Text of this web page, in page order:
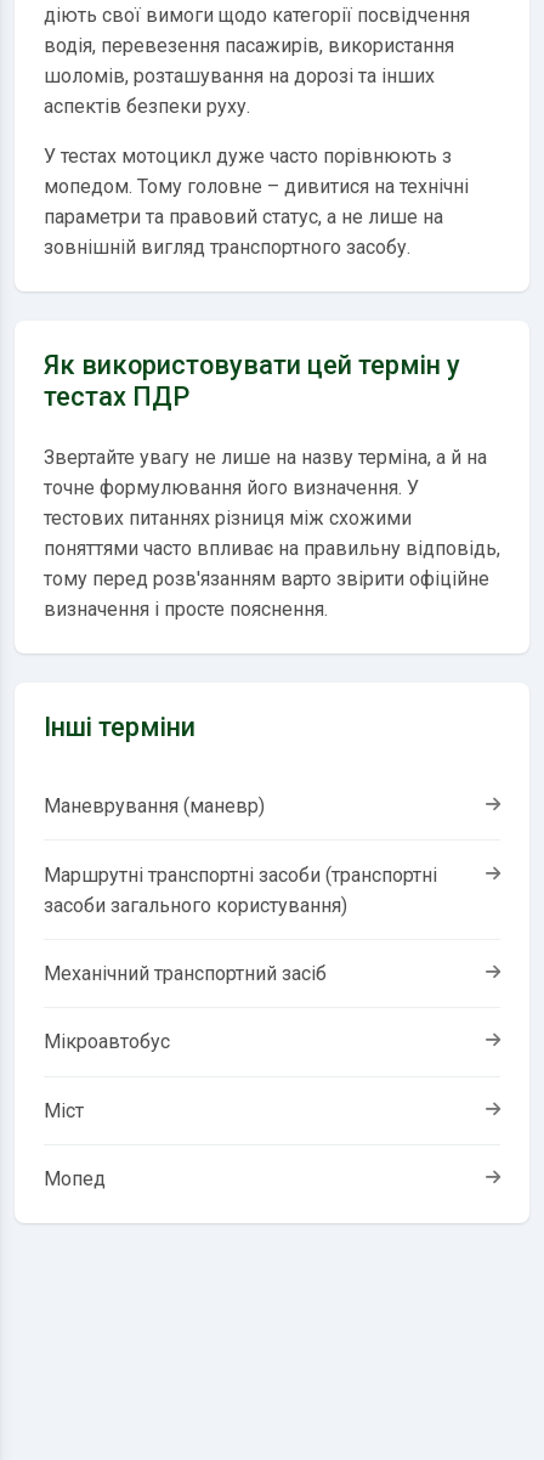
діють свої вимоги щодо категорії посвідчення
водія, перевезення пасажирів, використання
шоломів, розташування на дорозі та інших
аспектів безпеки руху.
У тестах мотоцикл дуже часто порівнюють з
мопедом. Тому головне – дивитися на технічні
параметри та правовий статус, а не лише на
зовнішній вигляд транспортного засобу.
Як використовувати цей термін у
тестах ПДР
Звертайте увагу не лише на назву терміна, а й на
точне формулювання його визначення. У
тестових питаннях різниця між схожими
поняттями часто впливає на правильну відповідь,
тому перед розв'язанням варто звірити офіційне
визначення і просте пояснення.
Інші терміни
Маневрування (маневр)
Маршрутні транспортні засоби (транспортні
засоби загального користування)
Механічний транспортний засіб
Мікроавтобус
Міст
Мопед